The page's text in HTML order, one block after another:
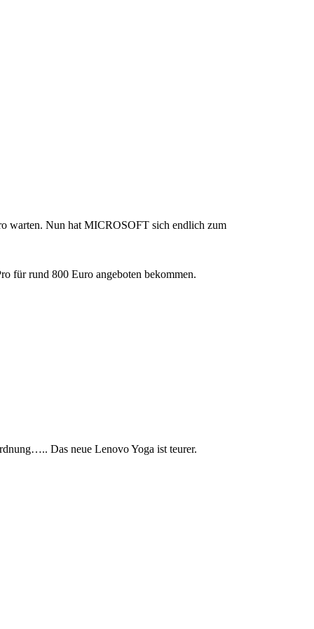
warten. Nun hat MICROSOFT sich endlich zum
für rund 800 Euro angeboten bekommen.
Das neue Lenovo Yoga ist teurer.